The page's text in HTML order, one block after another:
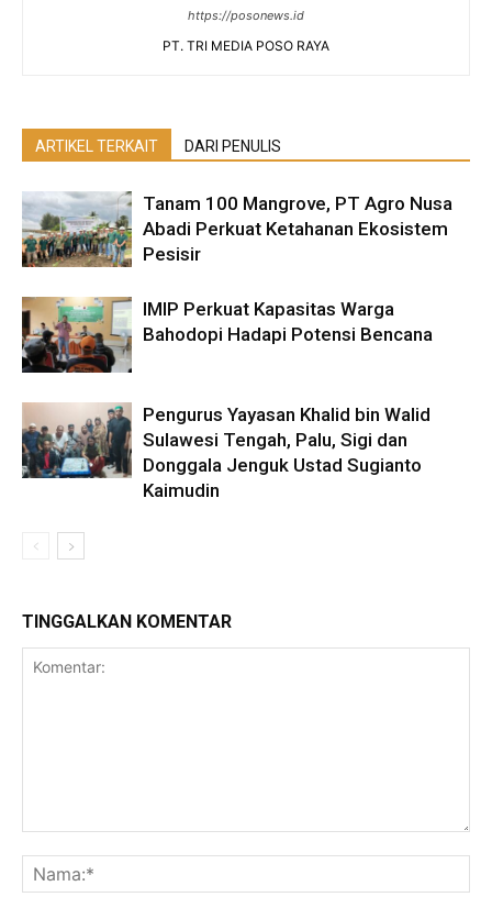
https://posonews.id
PT. TRI MEDIA POSO RAYA
ARTIKEL TERKAIT DARI PENULIS
Tanam 100 Mangrove, PT Agro Nusa
Abadi Perkuat Ketahanan Ekosistem
Pesisir
IMIP Perkuat Kapasitas Warga
Bahodopi Hadapi Potensi Bencana
Pengurus Yayasan Khalid bin Walid
Sulawesi Tengah, Palu, Sigi dan
Donggala Jenguk Ustad Sugianto
Kaimudin
TINGGALKAN KOMENTAR